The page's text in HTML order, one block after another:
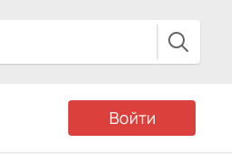
Войти